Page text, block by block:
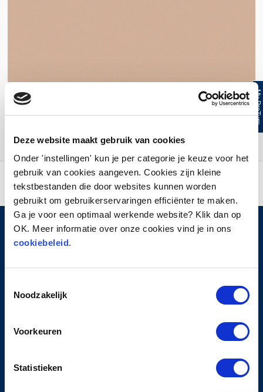
Deze website maakt gebruik van cookies
Onder 'instellingen' kun je per categorie je keuze voor het
gebruik van cookies aangeven. Cookies zijn kleine
tekstbestanden die door websites kunnen worden
gebruikt om gebruikerservaringen efficiënter te maken.
Ga je voor een optimaal werkende website? Klik dan op
OK. Meer informatie over onze cookies vind je in ons
cookiebeleid.
Noodzakelijk
Voorkeuren
Statistieken
Over ProTurn
Contact
PRIVACY
My ProTurn